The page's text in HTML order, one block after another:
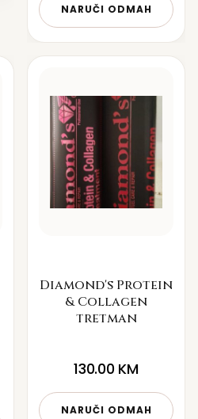
NARUČI ODMAH
Diamond's Protein
& Collagen
tretman
130.00 KM
NARUČI ODMAH